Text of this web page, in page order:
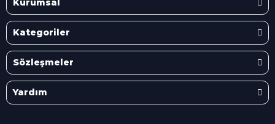
Kategoriler
Sözleşmeler
Yardım